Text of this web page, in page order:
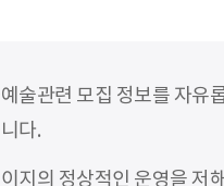
술관련 모집 정보를 자유
다.
지의 정상적인 운영을 저